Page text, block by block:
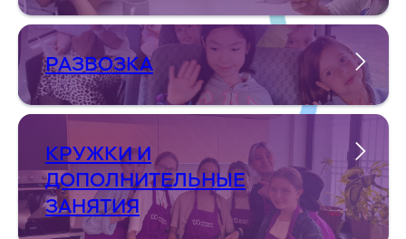
РАЗВОЗКА
КРУЖКИ И
ДОПОЛНИТЕЛЬНЫЕ
ЗАНЯТИЯ